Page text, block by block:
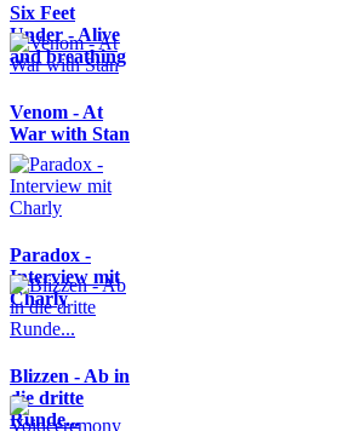
Six Feet
Under - Alive
and breathing
Venom - At
War with Stan
Paradox -
Interview mit
Charly
Blizzen - Ab in
die dritte
Runde...